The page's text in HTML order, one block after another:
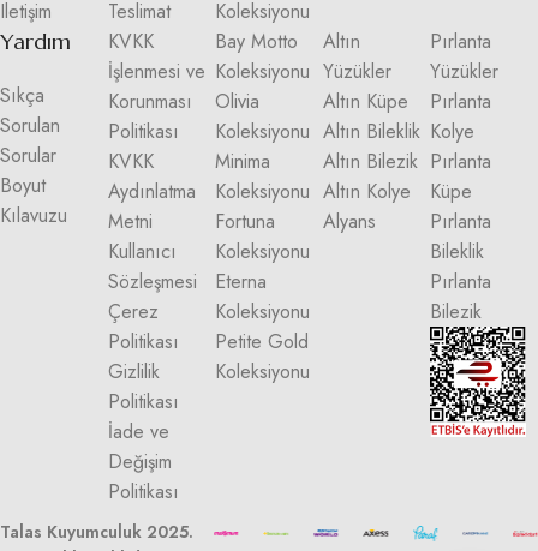
Iletişim
Yardım
Sıkça
Sorulan
Sorular
Boyut
Kılavuzu
Teslimat
KVKK
İşlenmesi ve
Korunması
Politikası
KVKK
Aydınlatma
Metni
Kullanıcı
Sözleşmesi
Çerez
Politikası
Gizlilik
Politikası
İade ve
Değişim
Politikası
Koleksiyonu
Bay Motto
Koleksiyonu
Olivia
Koleksiyonu
Minima
Koleksiyonu
Fortuna
Koleksiyonu
Eterna
Koleksiyonu
Petite Gold
Koleksiyonu
Altın
Yüzükler
Altın Küpe
Altın Bileklik
Altın Bilezik
Altın Kolye
Alyans
Pırlanta
Yüzükler
Pırlanta
Kolye
Pırlanta
Küpe
Pırlanta
Bileklik
Pırlanta
Bilezik
Talas Kuyumculuk 2025.